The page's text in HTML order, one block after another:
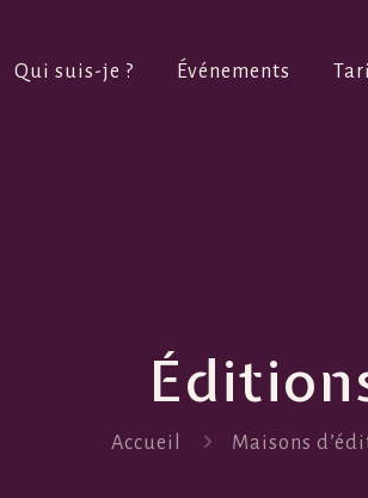
Qui suis-je ? Événements
Accueil Maisons